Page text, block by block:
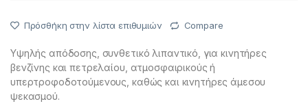
Πρόσθήκη στην λίστα επιθυμιών Compare
Υψηλής απόδοσης, συνθετικό λιπαντικό, για κινητήρες
βενζίνης και πετρελαίου, ατμοσφαιρικούς ή
υπερτροφοδοτούμενους, καθώς και κινητήρες άμεσου
ψεκασμού.